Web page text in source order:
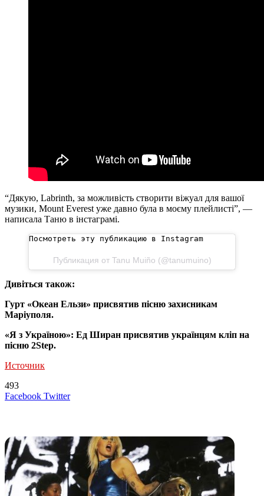
“Дякую, Labrinth, за можливість створити віжуал для вашої
музики, Mount Everest уже давно була в моєму плейлисті”, —
написала Таню в інстаграмі.
Посмотреть эту публикацию в Instagram
Публикация от Tanu Muiño (@tanumuino)
Дивіться також:
Гурт «Океан Ельзи» присвятив пісню захисникам
Маріуполя.
«Я з Україною»: Ед Ширан присвятив українцям кліп на
пісню 2Step.
Источник
493
Facebook TwitterLinkedIn
Tumblr
Reddit
Вконтакте
Одноклассники
Skype
Messenger
Messenger
WhatsApp
Telegram
Viber
Line
Поделиться
Печатать